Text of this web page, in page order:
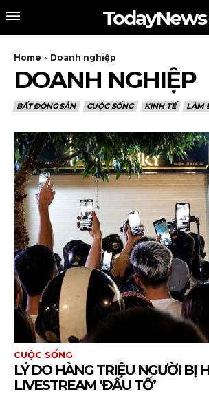
TodayNews
Home Doanh nghiệp
DOANH NGHIỆP
BẤT ĐỘNG SẢN CUỘC SỐNG KINH TẾ LÀM
CUỘC SỐNG
LÝ DO HÀNG TRIỆU NGƯỜI BỊ
LIVESTREAM ‘ĐẤU TỐ’